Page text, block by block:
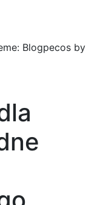
Blogpecos by